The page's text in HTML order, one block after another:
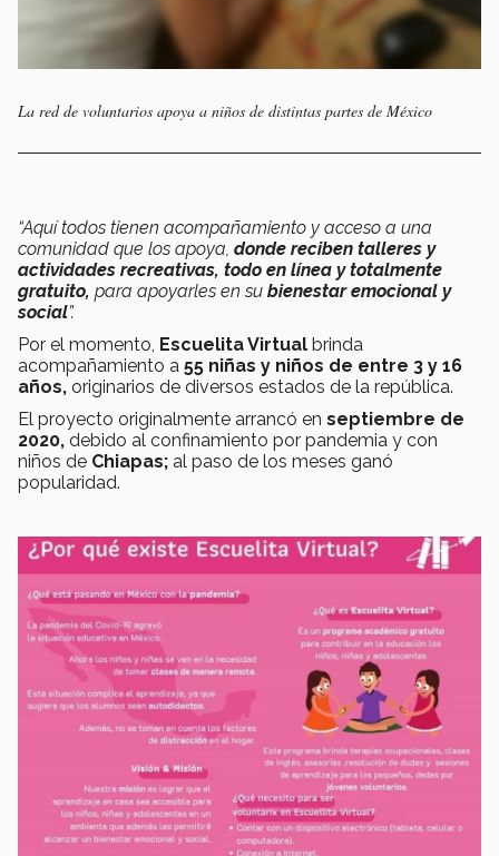
La red de voluntarios apoya a niños de distintas partes de México
“Aquí todos tienen acompañamiento y acceso a una
comunidad que los apoya, donde reciben talleres y
actividades recreativas, todo en línea y totalmente
gratuito, para apoyarles en su bienestar emocional y
social”.
Por el momento, Escuelita Virtual brinda
acompañamiento a 55 niñas y niños de entre 3 y 16
años, originarios de diversos estados de la república.
El proyecto originalmente arrancó en septiembre de
2020, debido al confinamiento por pandemia y con
niños de Chiapas; al paso de los meses ganó
popularidad.